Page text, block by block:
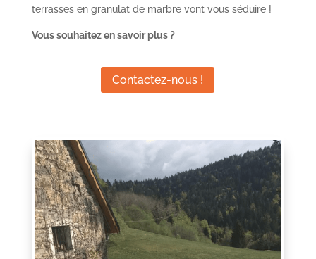
terrasses en granulat de marbre vont vous séduire !
Vous souhaitez en savoir plus ?
Contactez-nous !